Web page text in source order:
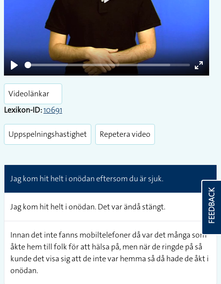
Play
Enter
Videolänkar
Lexikon-ID:10691
Uppspelningshastighet Repetera video
Jag kom hit helt i onödan eftersom du är sjuk.
Jag kom hit helt i onödan. Det var ändå stängt.
Innan det inte fanns mobiltelefoner då var det många som
åkte hem till folk för att hälsa på, men när de ringde på så
kunde det visa sig att de inte var hemma så då hade de åkt i
onödan.
FEEDBACK